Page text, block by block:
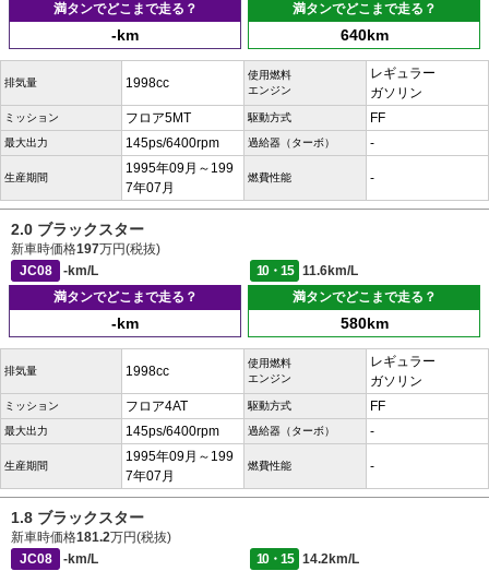
満タンでどこまで走る？
-km
満タンでどこまで走る？
640km
排気量 1998cc
使用燃料
エンジン
レギュラー
ガソリン
ミッション フロア5MT 駆動方式 FF
最大出力 145ps/6400rpm 過給器（ターボ） -
生産期間
1995年09月～199
7年07月
燃費性能 -
2.0 ブラックスター
新車時価格197万円(税抜)
JC08
-km/L 10・15
11.6km/L
満タンでどこまで走る？
-km
満タンでどこまで走る？
580km
排気量 1998cc
使用燃料
エンジン
レギュラー
ガソリン
ミッション フロア4AT 駆動方式 FF
最大出力 145ps/6400rpm 過給器（ターボ） -
生産期間
1995年09月～199
7年07月
燃費性能 -
1.8 ブラックスター
新車時価格181.2万円(税抜)
JC08
-km/L 10・15
14.2km/L